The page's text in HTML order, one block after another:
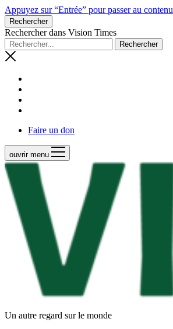
Appuyez sur “Entrée” pour passer au contenu
Rechercher
Rechercher dans Vision Times
Faire un don
ouvrir menu
Un autre regard sur le monde